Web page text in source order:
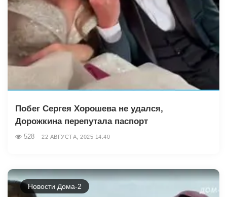
Побег Сергея Хорошева не удался,
Дорожкина перепутала паспорт
528 22 АВГУСТА, 2025 14:40
Новости Дома-2